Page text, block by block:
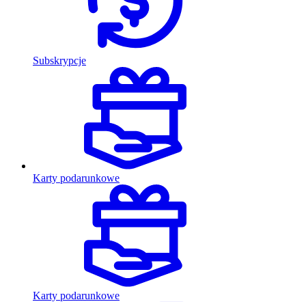
Subskrypcje
Karty podarunkowe
Karty podarunkowe